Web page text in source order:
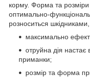
корму. Форма та
оптимально-
розноситься
максимально
отруйна дія настає
приманки;
розмір та форма